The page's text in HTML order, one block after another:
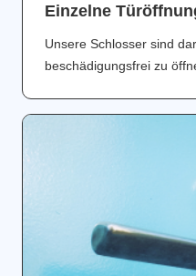
Einzelne
Unsere Schlosser sind
beschädigungsfrei zu